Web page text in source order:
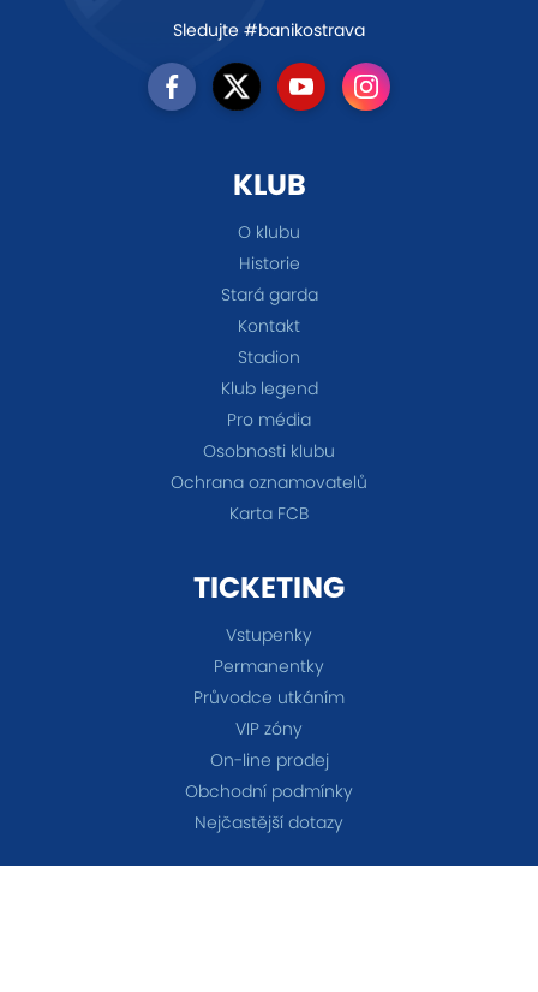
Sledujte #banikostrava
KLUB
O klubu
Historie
Stará garda
Kontakt
Stadion
Klub legend
Pro média
Osobnosti klubu
Ochrana oznamovatelů
Karta FCB
TICKETING
Vstupenky
Permanentky
Průvodce utkáním
VIP zóny
On-line prodej
Obchodní podmínky
Nejčastější dotazy